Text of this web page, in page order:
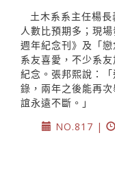
土木系系主任楊
人數比預期多；現
週年紀念刊》及「
系友喜愛，不少系
紀念。張邦熙說：
錄，兩年之後能再
誼永遠不斷。」
NO.817 |